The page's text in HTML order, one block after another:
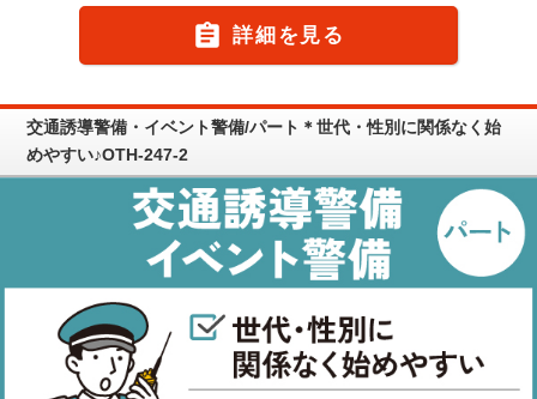
 詳細を見る
交通誘導警備・イベント警備/パート＊世代・性別に関係なく始
めやすい♪OTH-247-2